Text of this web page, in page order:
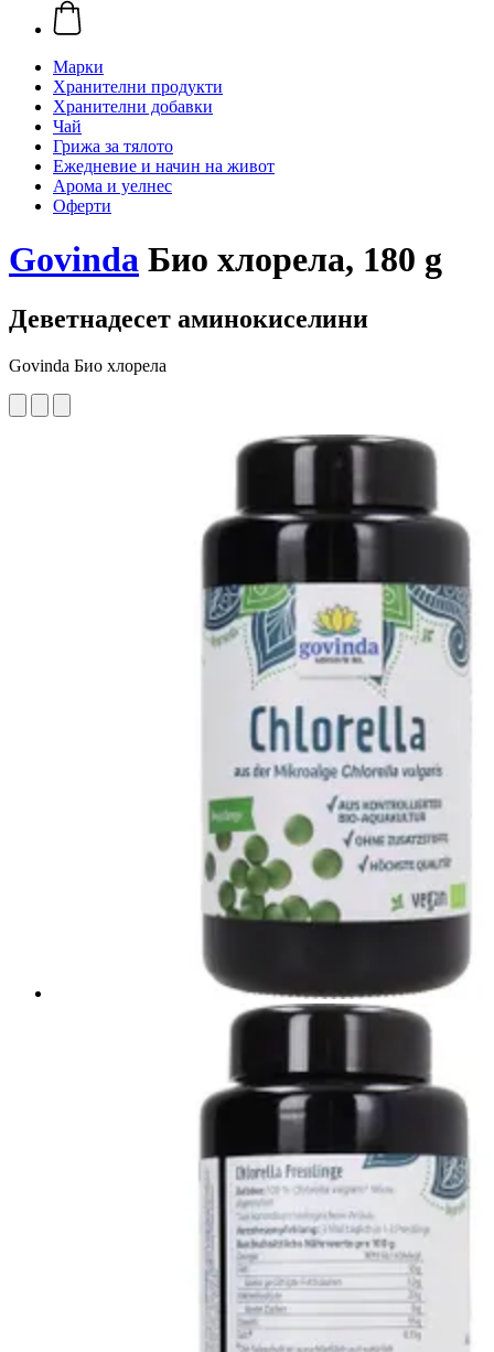
Марки
Хранителни продукти
Хранителни добавки
Чай
Грижа за тялото
Ежедневие и начин на живот
Арома и уелнес
Оферти
Govinda Био хлорела, 180 g
Деветнадесет аминокиселини
Govinda Био хлорела